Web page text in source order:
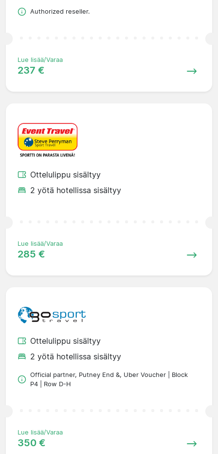
Authorized reseller.
Lue lisää/Varaa
237 €
Ottelulippu sisältyy
2 yötä hotellissa sisältyy
Lue lisää/Varaa
285 €
Ottelulippu sisältyy
2 yötä hotellissa sisältyy
Official partner, Putney End &, Uber Voucher | Block
P4 | Row D-H
Lue lisää/Varaa
350 €